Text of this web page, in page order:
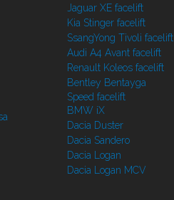
Jaguar XE facelift
Kia Stinger facelift
SsangYong Tivoli facelift
Audi A4 Avant facelift
Renault Koleos facelift
Bentley Bentayga
Speed facelift
BMW iX
Dacia Duster
Dacia Sandero
Dacia Logan
Dacia Logan MCV